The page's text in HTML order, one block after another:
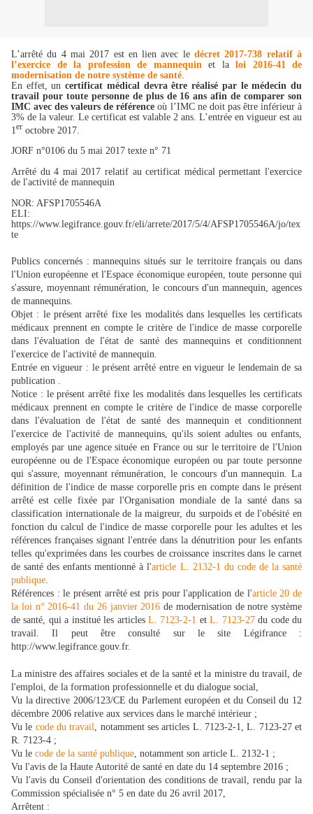
L’arrêté du 4 mai 2017 est en lien avec ledécret 2017-738 relatif à
l’exercice de la profession de mannequinet la loi 2016-41 de
modernisation de notre système de santé.
En effet, uncertificat médical devra être réalisé par le médecin du
travail pour toute personne de plus de 16 ans afin de comparer son
IMC avec des valeurs de référence où l’IMC ne doit pas être inférieur à
3% de la valeur. Le certificat est valable 2 ans. L’entrée en vigueur est au
1er octobre 2017.
JORF n°0106 du 5 mai 2017 texte n° 71
Arrêté du 4 mai 2017 relatif au certificat médical permettant l'exercice
de l'activité de mannequin
NOR: AFSP1705546A
ELI:
https://www.legifrance.gouv.fr/eli/arrete/2017/5/4/AFSP1705546A/jo/tex
te
Publics concernés : mannequins situés sur le territoire français ou dans
l'Union européenne et l'Espace économique européen, toute personne qui
s'assure, moyennant rémunération, le concours d'un mannequin, agences
de mannequins.
Objet : le présent arrêté fixe les modalités dans lesquelles les certificats
médicaux prennent en compte le critère de l'indice de masse corporelle
dans l'évaluation de l'état de santé des mannequins et conditionnent
l'exercice de l'activité de mannequin.
Entrée en vigueur : le présent arrêté entre en vigueur le lendemain de sa
publication .
Notice : le présent arrêté fixe les modalités dans lesquelles les certificats
médicaux prennent en compte le critère de l'indice de masse corporelle
dans l'évaluation de l'état de santé des mannequin et conditionnent
l'exercice de l'activité de mannequins, qu'ils soient adultes ou enfants,
employés par une agence située en France ou sur le territoire de l'Union
européenne ou de l'Espace économique européen ou par toute personne
qui s'assure, moyennant rémunération, le concours d'un mannequin. La
définition de l'indice de masse corporelle pris en compte dans le présent
arrêté est celle fixée par l'Organisation mondiale de la santé dans sa
classification internationale de la maigreur, du surpoids et de l'obésité en
fonction du calcul de l'indice de masse corporelle pour les adultes et les
références françaises signant l'entrée dans la dénutrition pour les enfants
telles qu'exprimées dans les courbes de croissance inscrites dans le carnet
de santé des enfants mentionné à l'article L. 2132-1 du code de la santé
publique
Références : le présent arrêté est pris pour l'application de l'article 20 de
la loi n° 2016-41 du 26 janvier 2016 de modernisation de notre système
de santé, qui a institué les articles L. 7123-2-1 etL. 7123-27du code du
travail. Il peut être consulté sur le site Légifrance :
http://www.legifrance.gouv.fr.
La ministre des affaires sociales et de la santé et la ministre du travail, de
l'emploi, de la formation professionnelle et du dialogue social,
Vu la directive 2006/123/CE du Parlement européen et du Conseil du 12
décembre 2006 relative aux services dans le marché intérieur ;
Vu le code du travail, notamment ses articles L. 7123-2-1, L. 7123-27 et
R. 7123-4 ;
Vu le code de la santé publique, notamment son article L. 2132-1 ;
Vu l'avis de la Haute Autorité de santé en date du 14 septembre 2016 ;
Vu l'avis du Conseil d'orientation des conditions de travail, rendu par la
Commission spécialisée n° 5 en date du 26 avril 2017,
Arrêtent :